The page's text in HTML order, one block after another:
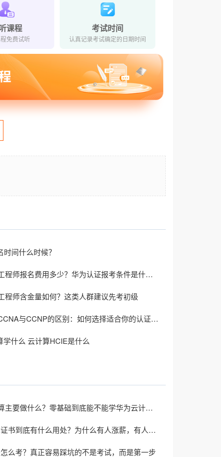
课程
免费试听
考试时间
认真记录考试确定的日期时间
间什么时候？
华为认证工程师报名费用多少？华为认证报考条件是什么？
程师含金量如何？这类人群建议先考初级
思科认证CCNA与CCNP的区别：如何选择适合你的认证路径？
学什么 云计算HCIE是什么
华为云计算主要做什么？零基础到底能不能学华为云计算？
考个CCIE证书到底有什么用处？为什么有人涨薪，有人却没变化？
么考？真正容易踩坑的不是考试，而是第一步